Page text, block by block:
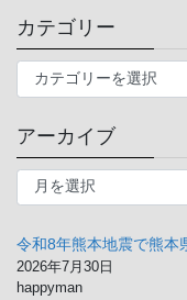
カテゴリー
テ
リ
ー
アーカイブ
ア
イ
ブ
令和8年熊本地震で熊本
2026年7月30日
happyman